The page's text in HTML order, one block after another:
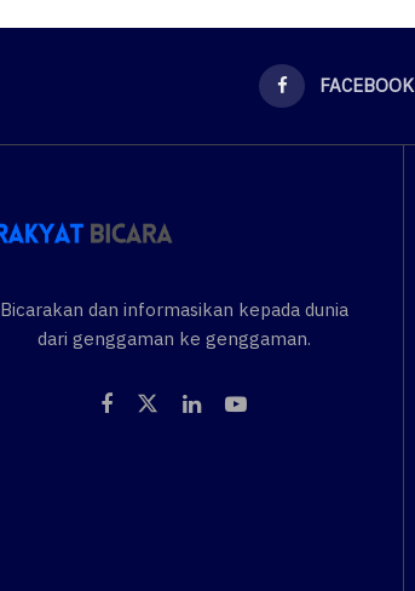
FACEBOOK
Bicarakan dan informasikan kepada dunia
dari genggaman ke genggaman.